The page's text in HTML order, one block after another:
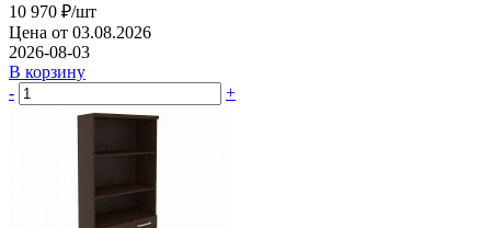
10 970 ₽/шт
Цена от 03.08.2026
2026-08-03
В корзину
-
+